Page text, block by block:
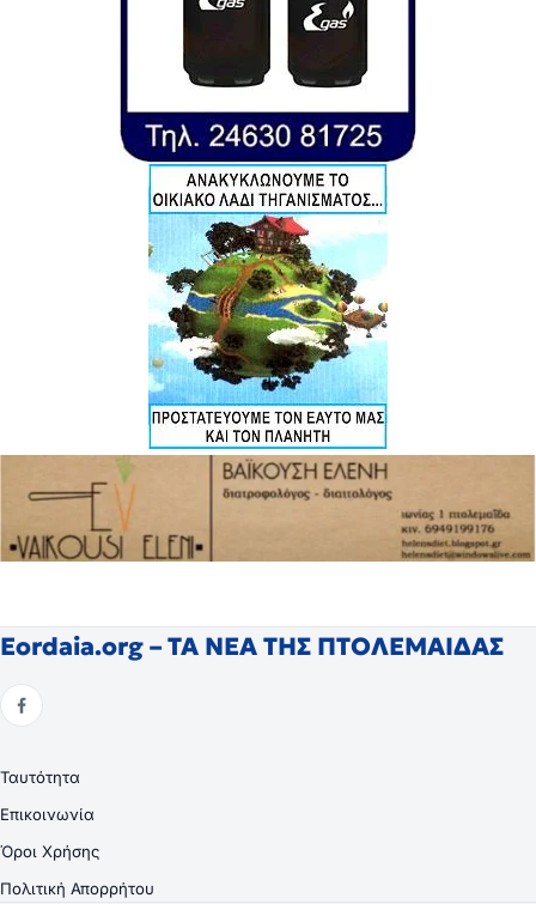
Eordaia.org – ΤΑ ΝΕΑ ΤΗΣ ΠΤΟΛΕΜΑΙΔΑΣ
Ταυτότητα
Επικοινωνία
Όροι Χρήσης
Πολιτική Απορρήτου